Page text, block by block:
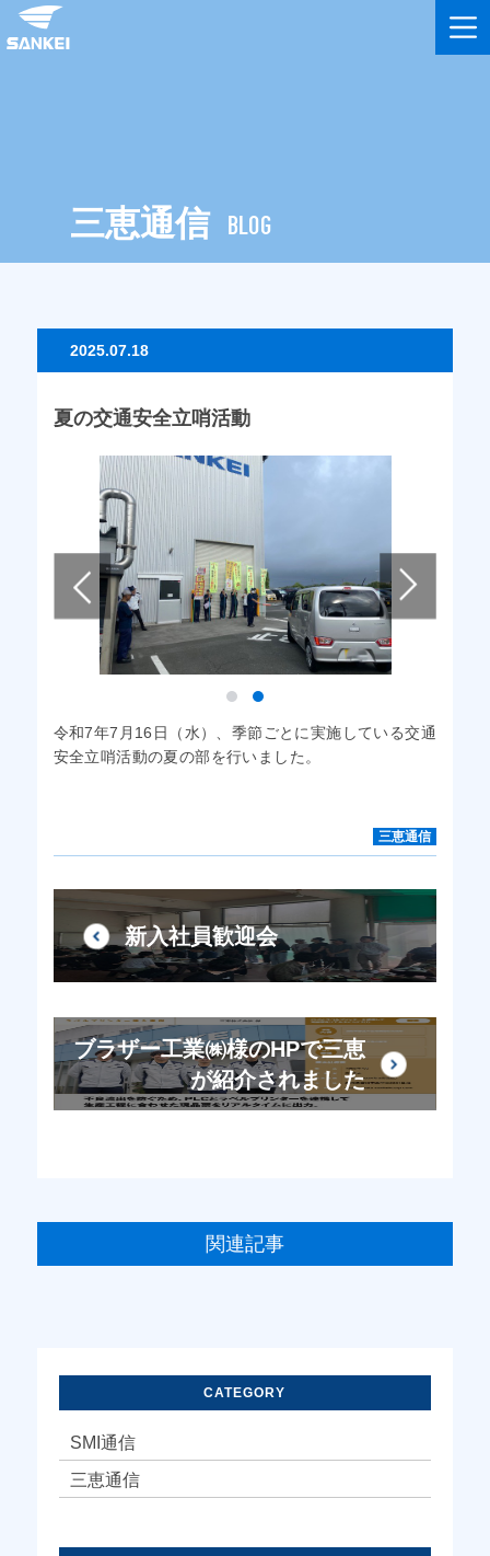
三恵通信 BLOG
2025.07.18
夏の交通安全立哨活動
令和7年7月16日（水）、季節ごとに実施している交通
安全立哨活動の夏の部を行いました。
三恵通信
新入社員歓迎会
ブラザー工業㈱様のHPで三恵
が紹介されました
関連記事
CATEGORY
SMI通信
三恵通信